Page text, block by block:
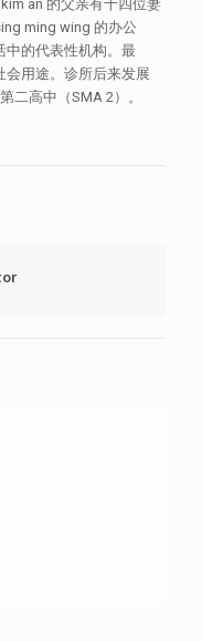
an 的父亲有十四位妻
ming wing 的办公
中的代表性机构。最
会用途。诊所后来发展
二高中（SMA 2）。